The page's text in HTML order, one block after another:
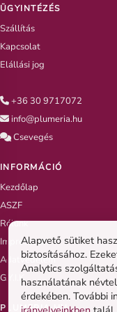
ÜGYINTÉZÉS
Szállítás
Kapcsolat
Elállási jog
+36 30 9717072
info@plumeria.hu
Csevegés
INFORMÁCIÓ
Kezdőlap
ASZF
Rólunk
Impresszum
Adatvédelem
G.Y.I.K
PLUMERIA.HU
Alapvető sütiket
biztosításához.
Analytics
használatának
érdekében. További